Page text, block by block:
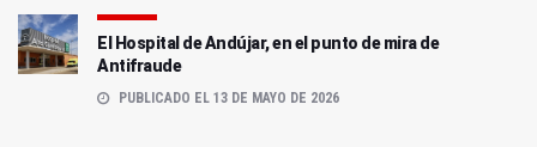
El Hospital de Andújar, en el punto de mira de
Antifraude
PUBLICADO EL 13 DE MAYO DE 2026